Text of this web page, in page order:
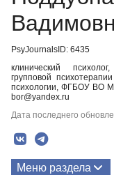
PsyJournalsID: 6435
клинический
групповой
психологии, ФГБОУ ВО
bor@yandex.ru
Дата последнего
Меню раздела